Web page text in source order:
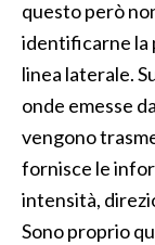
questo però
identificarne la
linea laterale.
onde emesse
vengono
fornisce le
intensità,
Sono proprio